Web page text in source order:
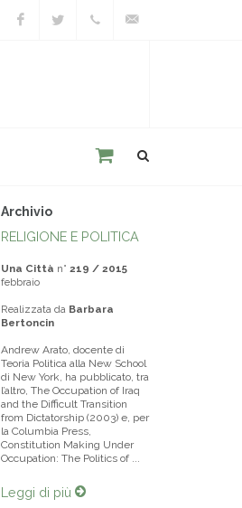
Archivio
RELIGIONE E POLITICA
Una Città n° 219 / 2015
febbraio
Realizzata da Barbara
Bertoncin
Andrew Arato, docente di
Teoria Politica alla New School
di New York, ha pubblicato, tra
l’altro, The Occupation of Iraq
and the Difficult Transition
from Dictatorship (2003) e, per
la Columbia Press,
Constitution Making Under
Occupation: The Politics of ...
Leggi di più